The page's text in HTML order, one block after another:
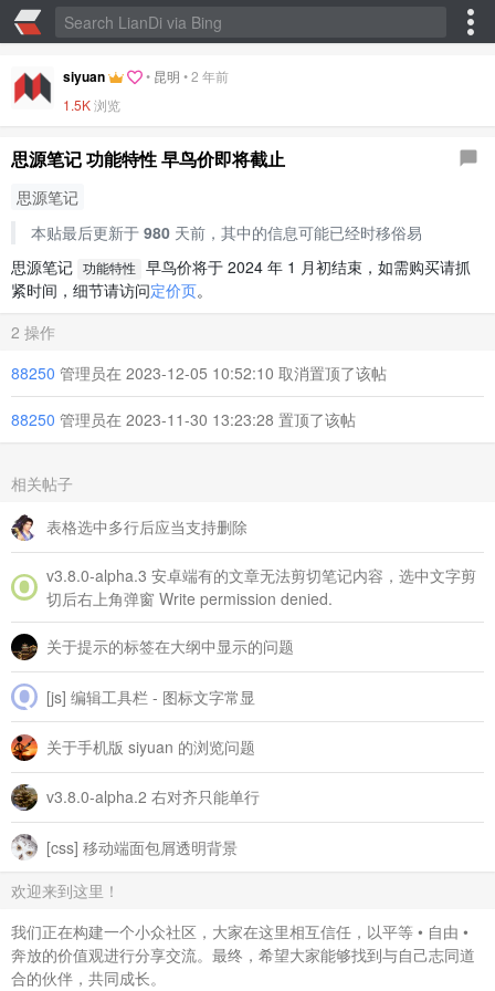
siyuan • 昆明 •2 年前
1.5K浏览
思源笔记 功能特性 早鸟价即将截止
思源笔记
本贴最后更新于 980天前，其中的信息可能已经时移俗易
思源笔记
功能特性
早鸟价将于 2024 年 1 月初结束，如需购买请抓
紧时间，细节请访问定价页。
2 操作
88250 管理员在 2023-12-05 10:52:10 取消置顶了该帖
88250 管理员在 2023-11-30 13:23:28 置顶了该帖
相关帖子
表格选中多行后应当支持删除
v3.8.0‑alpha.3 安卓端有的文章无法剪切笔记内容，选中文字剪
切后右上角弹窗 Write permission denied.
关于提示的标签在大纲中显示的问题
[js] 编辑工具栏 - 图标文字常显
关于手机版 siyuan 的浏览问题
v3.8.0-alpha.2 右对齐只能单行
[css] 移动端面包屑透明背景
欢迎来到这里！
我们正在构建一个小众社区，大家在这里相互信任，以平等 • 自由 •
奔放的价值观进行分享交流。最终，希望大家能够找到与自己志同道
合的伙伴，共同成长。